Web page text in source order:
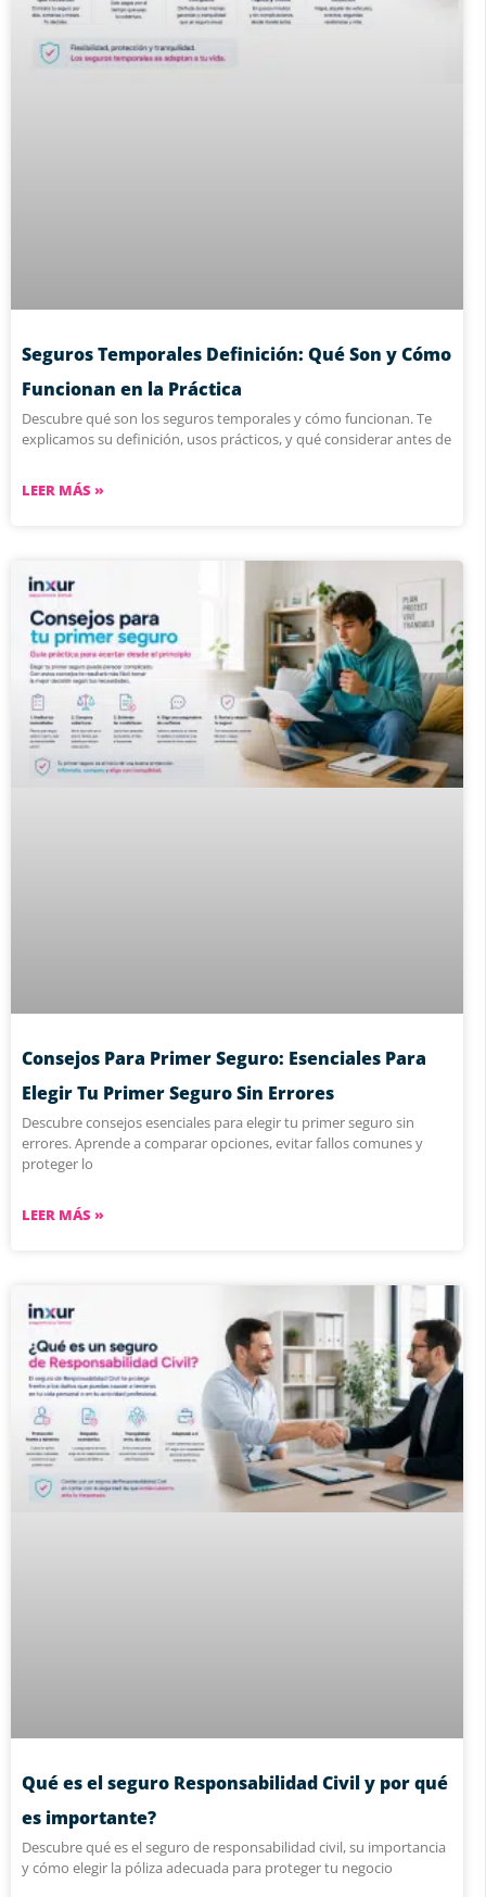
Seguros Temporales Definición: Qué Son y Cómo
Funcionan en la Práctica
Descubre qué son los seguros temporales y cómo funcionan. Te
explicamos su definición, usos prácticos, y qué considerar antes de
LEER MÁS »
Consejos Para Primer Seguro: Esenciales Para
Elegir Tu Primer Seguro Sin Errores
Descubre consejos esenciales para elegir tu primer seguro sin
errores. Aprende a comparar opciones, evitar fallos comunes y
proteger lo
LEER MÁS »
Qué es el seguro Responsabilidad Civil y por qué
es importante?
Descubre qué es el seguro de responsabilidad civil, su importancia
y cómo elegir la póliza adecuada para proteger tu negocio